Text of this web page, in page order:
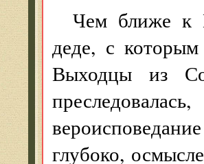
Чем ближе к
деде, с
Выходцы из
глубоко,